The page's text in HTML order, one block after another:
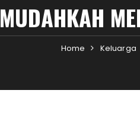
MUDAHKAH
Home Keluarga